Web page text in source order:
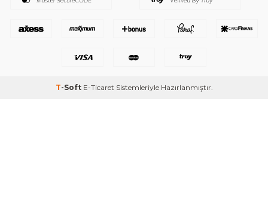
T-Soft E-Ticaret Sistemleriyle Hazırlanmıştır.